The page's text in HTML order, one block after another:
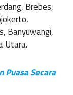
Brebes,
Banyuwangi,
Utara.
Puasa Secara